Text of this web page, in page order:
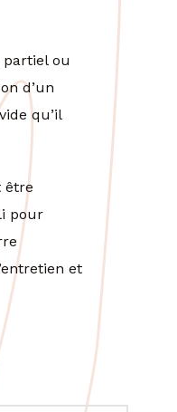
ou
d’un
qu’il
être
pour
et